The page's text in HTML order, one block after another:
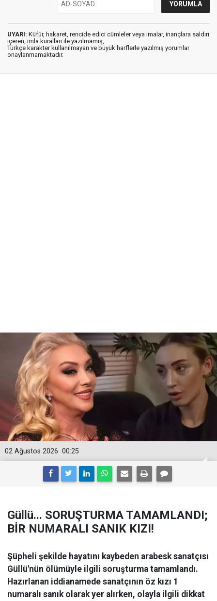
UYARI: Küfür, hakaret, rencide edici cümleler veya imalar, inançlara saldırı
içeren, imla kuralları ile yazılmamış,
Türkçe karakter kullanılmayan ve büyük harflerle yazılmış yorumlar
onaylanmamaktadır.
00:25
02 Ağustos 2026
Güllü... SORUŞTURMA TAMAMLANDI;
BİR NUMARALI SANIK KIZI!
Şüpheli şekilde hayatını kaybeden arabesk sanatçısı
Güllü'nün ölümüyle ilgili soruşturma tamamlandı.
Hazırlanan iddianamede sanatçının öz kızı 1
numaralı sanık olarak yer alırken, olayla ilgili dikkat